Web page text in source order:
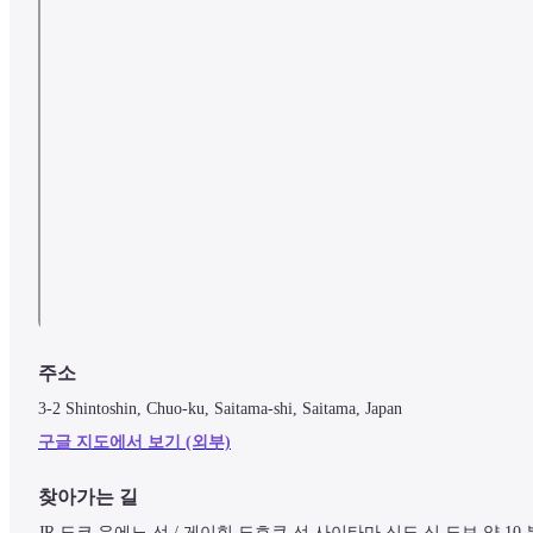
주소
3-2 Shintoshin, Chuo-ku, Saitama-shi, Saitama, Japan
구글 지도에서 보기 (외부)
찾아가는 길